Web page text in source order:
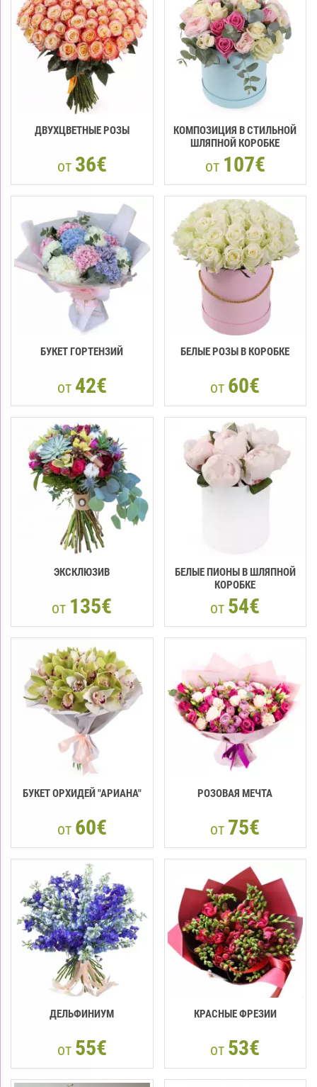
ДВУХЦВЕТНЫЕ РОЗЫ
от 36€
КОМПОЗИЦИЯ В СТИЛЬНОЙ
ШЛЯПНОЙ КОРОБКЕ
от 107€
БУКЕТ ГОРТЕНЗИЙ
от 42€
БЕЛЫЕ РОЗЫ В КОРОБКЕ
от 60€
ЭКСКЛЮЗИВ
от 135€
БЕЛЫЕ ПИОНЫ В ШЛЯПНОЙ
КОРОБКЕ
от 54€
БУКЕТ ОРХИДЕЙ "АРИАНА"
от 60€
РОЗОВАЯ МЕЧТА
от 75€
ДЕЛЬФИНИУМ
от 55€
КРАСНЫЕ ФРЕЗИИ
от 53€